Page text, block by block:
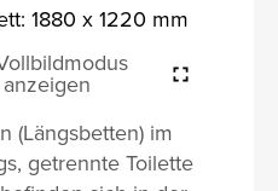
1880 x 1220 mm
anzeigen
(Längsbetten) im
getrennte Toilette